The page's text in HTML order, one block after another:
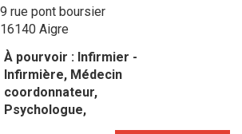
9 rue pont boursier
16140 Aigre
À pourvoir : Infirmier -
Infirmière, Médecin
coordonnateur,
Psychologue,